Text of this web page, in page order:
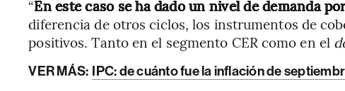
“En este caso se ha dado un nivel de demanda
diferencia de otros ciclos, los instrumentos de
positivos. Tanto en el segmento CER como en el
VER MÁS: IPC: de cuánto fue la inflación de